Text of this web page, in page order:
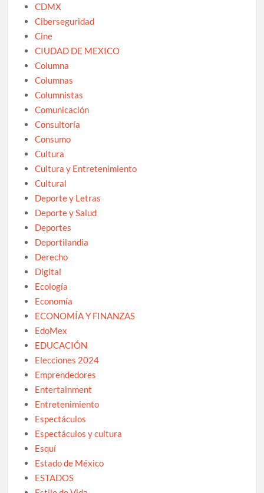
CDMX
Ciberseguridad
Cine
CIUDAD DE MEXICO
Columna
Columnas
Columnistas
Comunicación
Consultoría
Consumo
Cultura
Cultura y Entretenimiento
Cultural
Deporte y Letras
Deporte y Salud
Deportes
Deportilandia
Derecho
Digital
Ecología
Economía
ECONOMÍA Y FINANZAS
EdoMex
EDUCACIÓN
Elecciones 2024
Emprendedores
Entertainment
Entretenimiento
Espectáculos
Espectáculos y cultura
Esquí
Estado de México
ESTADOS